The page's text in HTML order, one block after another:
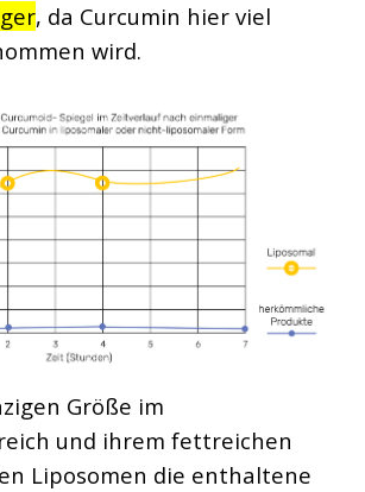
, da Curcumin hier viel
wird.
Größe im
und ihrem fettreichen
Liposomen die enthaltene